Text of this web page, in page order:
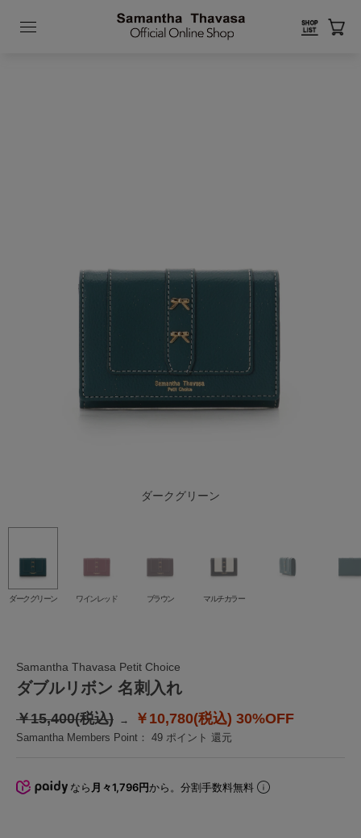
ダークグリーン
ワインレッド
ブラウン
マルチカラー
ダークグリーン ワインレッド ブラウン マルチカラー
Samantha Thavasa Petit Choice
ダブルリボン 名刺入れ
￥15,400(税込) ￥10,780(税込) 30%OFF
Samantha Members Point： 49 ポイント 還元
なら 月々1,796円から。分割手数料無料